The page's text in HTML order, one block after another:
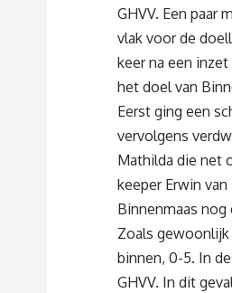
GHVV. Een paar
vlak voor de
keer na een
het doel van
Eerst ging een
vervolgens
Mathilda die net
keeper Erwin
Binnenmaas
Zoals gewoonlijk
binnen, 0-5. In
GHVV. In dit